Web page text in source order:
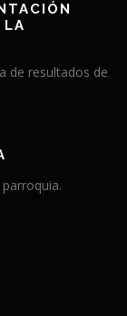
LA
de resultados de